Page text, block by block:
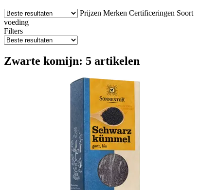
Prijzen Merken Certificeringen Soort
voeding
Filters
Zwarte komijn: 5 artikelen